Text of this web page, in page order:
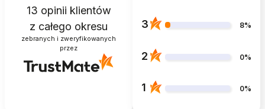
13 opinii klientów
z całego okresu
zebranych i zweryfikowanych
przez
3 8%
2 0%
1 0%